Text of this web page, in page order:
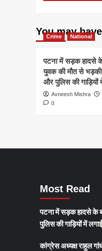
You may
Crime National
पटना में सड़क हादसे के
युवक की मौत से
और पुलिस की
Avneesh Mishra
0
Most Read
पटना में सड़क हादसे के
पुलिस की गाड़ियों में
कांग्रेस अध्यक्ष राहुल